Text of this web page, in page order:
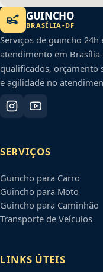
GUINCHO
BRASÍLIA -DF
Serviços de guincho 24h
atendimento em Brasília-
qualificados, orçamento
e agilidade no
SERVIÇOS
Guincho para Carro
Guincho para Moto
Guincho para Caminhão
Transporte de Veículos
LINKS ÚTEIS